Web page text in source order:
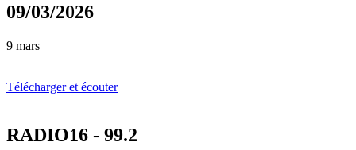
09/03/2026
9 mars
Télécharger et écouter
RADIO16 - 99.2